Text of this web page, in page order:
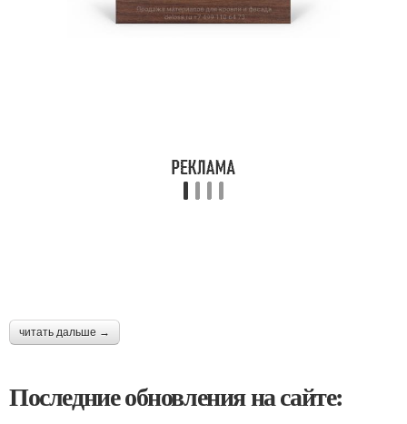
читать дальше →
Последние обновления на сайте: